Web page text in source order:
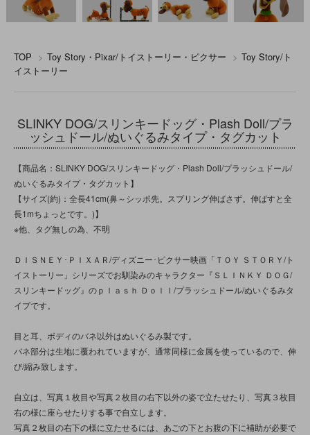
TOP > Toy Story・Pixar/トイストーリー・ピクサー > Toy Story/ト
イストーリー
SLINKY DOG/スリンキードッグ・Plash Doll/プラ
ッシュドール/ぬいぐるみタイプ・タグカット
【商品名：SLINKY DOG/スリンキードッグ・Plash Doll/プラッシュドール/
ぬいぐるみタイプ・タグカット】
【サイズ(約)：全長41cm(鼻～シッポ先。スプリング伸ばさず。伸ばすと全
長1mちょっとです。)】
※他、タグ無しの為、不明
ＤＩＳＮＥＹ･ＰＩＸＡＲ/ディズニー･ピクサー映画「ＴＯＹ ＳＴＯＲＹ/ト
イストーリー」シリーズでお馴染みのキャラクター『ＳＬＩＮＫＹ ＤＯＧ/
スリンキードッグ』のｐｌａｓｈ Ｄｏｌｌ/プラッシュドール/ぬいぐるみタ
イプです。
目と耳、ボディのバネ以外はぬいぐるみ製です。
バネ部分は生地に覆われていますが、通常同様に金属を使っているので、伸
び/縮み致します。
自立は、写真１枚目や写真２枚目の右下以外の姿で立たせたり、写真３枚目
右の様に座らせたりする事で自立します。
写真２枚目の右下の様に立たせるには、あごの下とお腹の下に補助が必要で